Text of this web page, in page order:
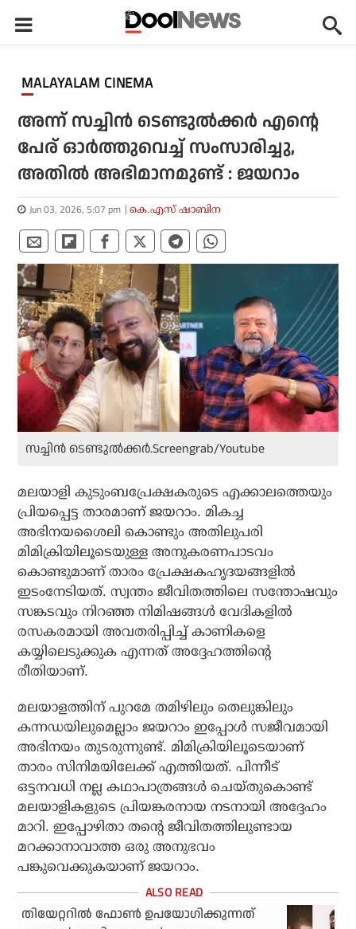
MALAYALAM CINEMA
അന്ന് സച്ചിൻ ടെണ്ടുൽക്കർ എന്റെ
പേര് ഓർത്തുവെച്ച് സംസാരിച്ചു,
അതിൽ അഭിമാനമുണ്ട് : ജയറാം
Jun 03, 2026, 5:07 pm കെ.എസ് ഷാബിന
സച്ചിൻ ടെണ്ടുൽക്കർ.Screengrab/Youtube
മലയാളി കുടുംബപ്രേക്ഷകരുടെ എക്കാലത്തെയും
പ്രിയപ്പെട്ട താരമാണ് ജയറാം. മികച്ച
അഭിനയശൈലി കൊണ്ടും അതിലുപരി
മിമിക്രിയിലൂടെയുള്ള അനുകരണപാടവം
കൊണ്ടുമാണ് താരം പ്രേക്ഷകഹൃദയങ്ങളിൽ
ഇടംനേടിയത്. സ്വന്തം ജീവിതത്തിലെ സന്തോഷവും
സങ്കടവും നിറഞ്ഞ നിമിഷങ്ങൾ വേദികളിൽ
രസകരമായി അവതരിപ്പിച്ച് കാണികളെ
കയ്യിലെടുക്കുക എന്നത് അദ്ദേഹത്തിന്റെ
രീതിയാണ്.
മലയാളത്തിന് പുറമേ തമിഴിലും തെലുങ്കിലും
കന്നഡയിലുമെല്ലാം ജയറാം ഇപ്പോൾ സജീവമായി
അഭിനയം തുടരുന്നുണ്ട്. മിമിക്രിയിലൂടെയാണ്
താരം സിനിമയിലേക്ക് എത്തിയത്. പിന്നീട്
ഒട്ടനവധി നല്ല കഥാപാത്രങ്ങൾ ചെയ്തുകൊണ്ട്
മലയാളികളുടെ പ്രിയങ്കരനായ നടനായി അദ്ദേഹം
മാറി. ഇപ്പോഴിതാ തന്റെ ജീവിതത്തിലുണ്ടായ
മറക്കാനാവാത്ത ഒരു അനുഭവം
പങ്കുവെക്കുകയാണ് ജയറാം.
തിയേറ്ററിൽ ഫോൺ ഉപയോഗിക്കുന്നത്